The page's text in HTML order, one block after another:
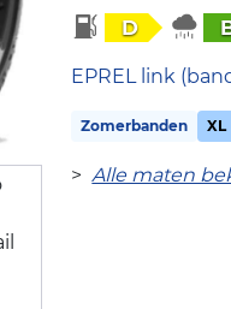
D
EPREL link
Zomerbanden XL
>Alle maten